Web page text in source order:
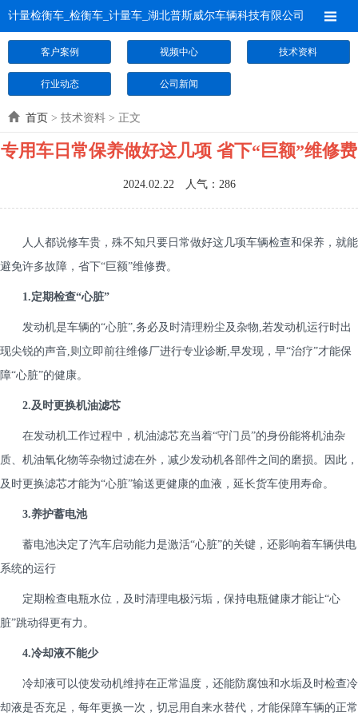
计量检衡车_检衡车_计量车_湖北普斯威尔车辆科技有限公司
客户案例 视频中心 技术资料
行业动态 公司新闻
首页 > 技术资料 > 正文
专用车日常保养做好这几项 省下“巨额”维修费
2024.02.22 人气： 286
人人都说修车贵，殊不知只要日常做好这几项车辆检查和保养，就能
避免许多故障，省下“巨额”维修费。
1.定期检查“心脏”
发动机是车辆的“心脏”,务必及时清理粉尘及杂物,若发动机运行时出
现尖锐的声音,则立即前往维修厂进行专业诊断,早发现，早“治疗”才能保
障“心脏”的健康。
2.及时更换机油滤芯
在发动机工作过程中，机油滤芯充当着“守门员”的身份能将机油杂
质、机油氧化物等杂物过滤在外，减少发动机各部件之间的磨损。因此，
及时更换滤芯才能为“心脏”输送更健康的血液，延长货车使用寿命。
3.养护蓄电池
蓄电池决定了汽车启动能力是激活“心脏”的关键，还影响着车辆供电
系统的运行
定期检查电瓶水位，及时清理电极污垢，保持电瓶健康才能让“心
脏”跳动得更有力。
4.冷却液不能少
冷却液可以使发动机维持在正常温度，还能防腐蚀和水垢及时检查冷
却液是否充足，每年更换一次，切忌用自来水替代，才能保障车辆的正常